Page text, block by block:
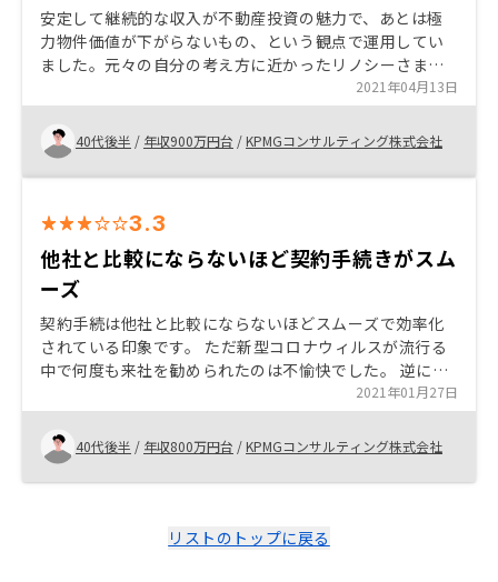
安定して継続的な収入が不動産投資の魅力で、あとは極
力物件価値が下がらないもの、という観点で運用してい
ました。元々の自分の考え方に近かったリノシーさまの
方針と、住宅ローンや管理まで行き届いた配慮がとても
魅力的でした 選択する物件数が少なすぎる点と、同じ会
社にも関わらずクラウドファンディングや仲介に関して
は問い合わせに対して非常に不親切な印象です
2021年04月13日
40代後半 / 年収900万円台 /KPMGコンサルティング株式会社
3.3
他社と比較にならないほど契約手続きがスム
ーズ
契約手続は他社と比較にならないほどスムーズで効率化
されている印象です。 ただ新型コロナウィルスが流行る
中で何度も来社を勧められたのは不愉快でした。 逆に営
案内しようとする印象です。それは実際は不可能だと思
うので、言葉の信憑性や重みがどんどん下がります。
2021年01月27日
40代後半 / 年収800万円台 /KPMGコンサルティング株式会社
リストのトップに戻る